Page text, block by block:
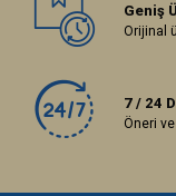
Geniş
Orijinal
7 / 24
Öneri